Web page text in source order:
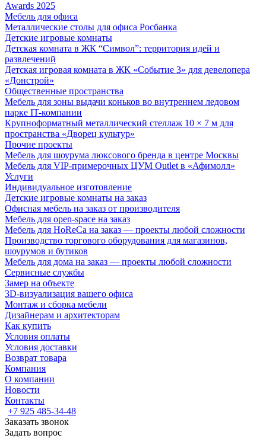
Awards 2025
Мебель для офиса
Металлические столы для офиса Росбанка
Детские игровые комнаты
Детская комната в ЖК “Символ”: территория идей и
развлечений
Детская игровая комната в ЖК «Событие 3» для девелопера
«Донстрой»
Общественные пространства
Мебель для зоны выдачи коньков во внутреннем ледовом
парке IT-компании
Крупноформатный металлический стеллаж 10 × 7 м для
пространства «Дворец культур»
Прочие проекты
Мебель для шоурума люксового бренда в центре Москвы
Мебель для VIP-примерочных ЦУМ Outlet в «Афимолл»
Услуги
Индивидуальное изготовление
Детские игровые комнаты на заказ
Офисная мебель на заказ от производителя
Мебель для open-space на заказ
Мебель для HoReCa на заказ — проекты любой сложности
Производство торгового оборудования для магазинов,
шоурумов и бутиков
Мебель для дома на заказ — проекты любой сложности
Сервисные службы
Замер на объекте
3D-визуализация вашего офиса
Монтаж и сборка мебели
Дизайнерам и архитекторам
Как купить
Условия оплаты
Условия доставки
Возврат товара
Компания
О компании
Новости
Контакты
+7 925 485-34-48
Заказать звонок
Задать вопрос